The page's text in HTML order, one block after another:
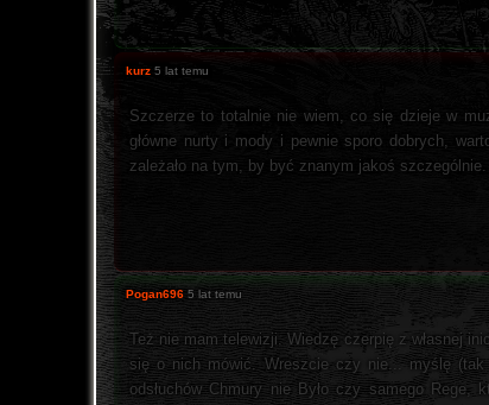
kurz 5 lat temu
Szczerze to totalnie nie wiem, co się dzieje w
główne nurty i mody i pewnie sporo dobrych,
zależało na tym, by być znanym jakoś
Pogan696 5 lat temu
Też nie mam telewizji. Wiedzę czerpię z własnej
się o nich mówić. Wreszcie czy nie... myślę
odsłuchów Chmury nie Było czy samego